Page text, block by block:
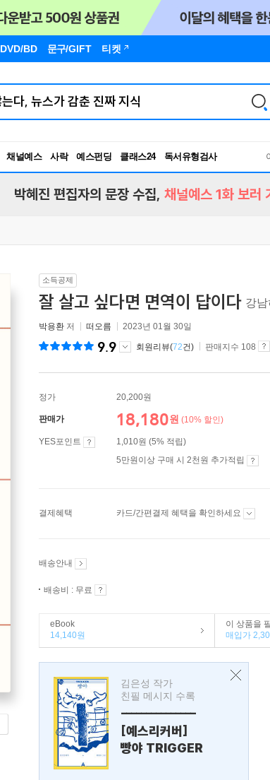
DVD/BD 문구/GIFT 티켓
채널예스 사락 예스펀딩 클래스24
독서유형검사
RBTI Lab
박혜진 편집자의 문장 수집, 채널예스 1화 보러
소득공제
잘 살고 싶다면 면역이 답이다 강
박용환 저 떠오름 2023년 01월 30일
9.9 회원리뷰(72건) 판매지수 108
정가 20,200원
판매가 18,180원 (10% 할인)
YES포인트
1,010원 (5% 적립)
5만원이상 구매 시 2천원 추가적립
결제혜택 카드/간편결제 혜택을 확인하세요
배송안내
배송비 : 무료
eBook
14,140원
이 상품을
매입가
김은성 작가
친필 메시지 수록
---------------
[예스리커버]
빵야 TRIGGER